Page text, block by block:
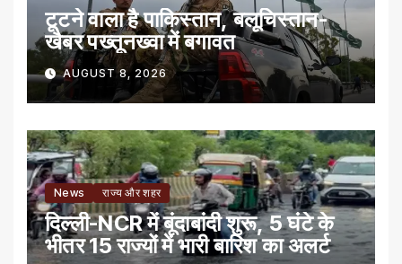
टूटने वाला है पाकिस्तान, बलूचिस्तान-
खैबर पख्तूनख्वा में बगावत
AUGUST 8, 2026
News राज्य और शहर
दिल्ली-NCR में बूंदाबांदी शुरू, 5 घंटे के
भीतर 15 राज्यों में भारी बारिश का अलर्ट